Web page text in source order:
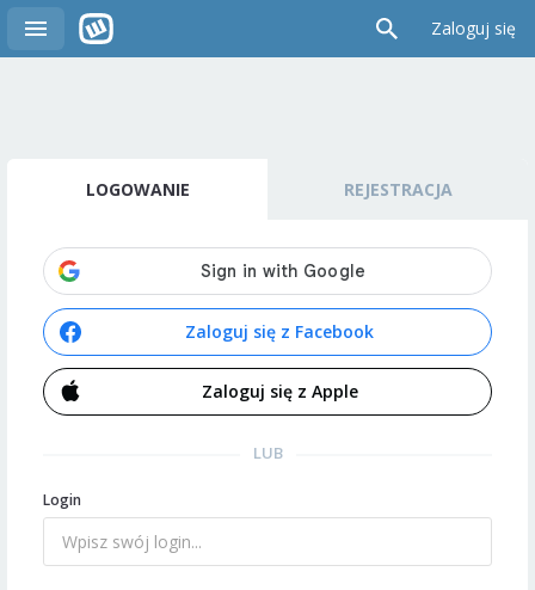
Zaloguj się
LOGOWANIE REJESTRACJA
Zaloguj się z Facebook
Zaloguj się z Apple
LUB
Login